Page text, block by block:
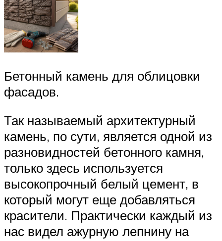
Бетонный камень для облицовки
фасадов.
Так называемый архитектурный
камень, по сути, является одной из
разновидностей бетонного камня,
только здесь используется
высокопрочный белый цемент, в
который могут еще добавляться
красители. Практически каждый из
нас видел ажурную лепнину на